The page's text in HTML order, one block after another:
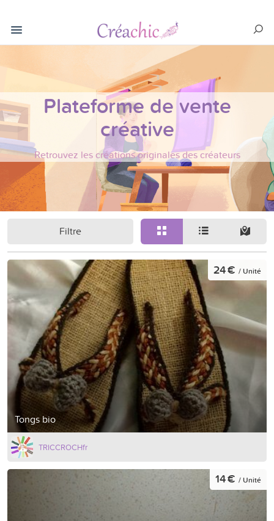
Plateforme de vente
créative
Retrouvez les créations originales des créateurs
Filtre
Tongs bio
24 € / Unité
TRICCROCHfr
14 € / Unité